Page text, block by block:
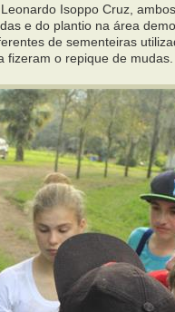
Isoppo Cruz,
e do plantio na área
de sementeiras
o repique de mudas.